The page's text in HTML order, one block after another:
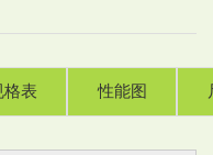
格表 性能图